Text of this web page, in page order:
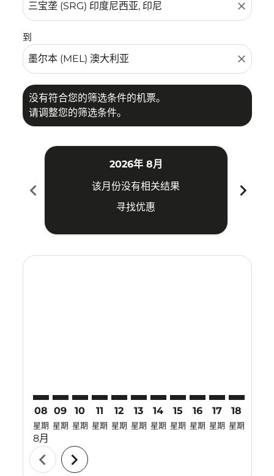
close
到
close
没有符合您的筛选条件的机票。
请调整您的筛选条件。
chevron_left
2026年 8月
该月份没有相关结果
寻找优惠
chevron_right
08
星期
8月
09
星期
10
星期
11
星期
12
星期
13
星期
14
星期
15
星期
16
星期
17
星期
18
星期
chevron_left chevron_right